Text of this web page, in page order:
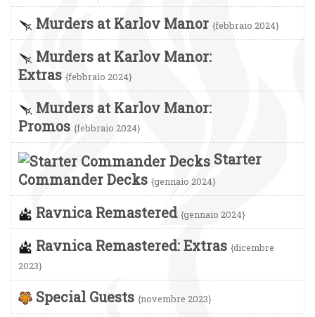
Murders at Karlov Manor {febbraio 2024}
Murders at Karlov Manor:
Extras {febbraio 2024}
Murders at Karlov Manor:
Promos {febbraio 2024}
Starter
Commander Decks {gennaio 2024}
Ravnica Remastered {gennaio 2024}
Ravnica Remastered: Extras {dicembre
2023}
Special Guests {novembre 2023}